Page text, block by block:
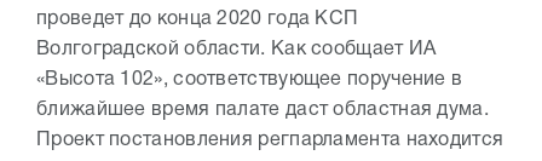
проведет до конца 2020 года КСП
Волгоградской области. Как сообщает ИА
«Высота 102», соответствующее поручение в
ближайшее время палате даст областная дума.
Проект постановления регпарламента находится